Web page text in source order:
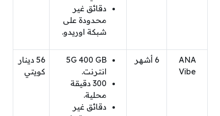
دقائق غير
محدودة على
شبكة اوريدو.
ANA
Vibe
6 أشهر
5G 400 GB
انترنت.
300 دقيقة
محلية.
دقائق غير
56 دينار
كويتي